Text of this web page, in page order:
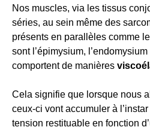
Nos muscles, via les tissus
séries, au sein même des
présents en parallèles comme
sont l’épimysium,
comportent de manières
Cela signifie que lorsque nous
ceux-ci vont accumuler à
tension restituable en fonction